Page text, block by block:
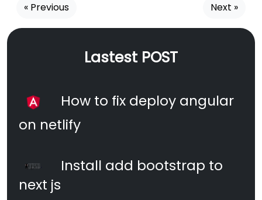
« Previous Next »
Lastest POST
How to fix deploy angular
on netlify
Install add bootstrap to
next js